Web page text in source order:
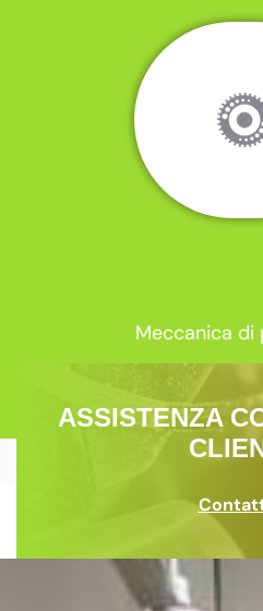
Meccanica di
ASSISTENZA